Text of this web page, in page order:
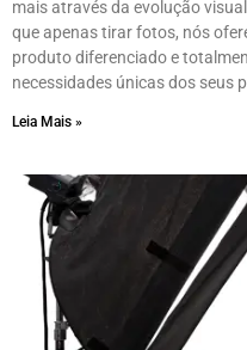
mais através da evolução
que apenas tirar fotos, nós
produto diferenciado e
necessidades únicas dos seus
Leia Mais »